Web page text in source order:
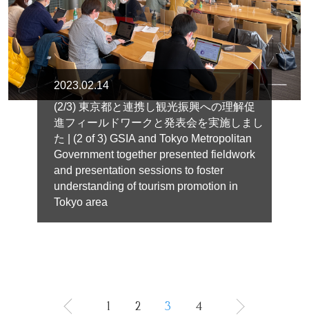
2023.02.14
(2/3) 東京都と連携し観光振興への理解促
進フィールドワークと発表会を実施しまし
た | (2 of 3) GSIA and Tokyo Metropolitan
Government together presented fieldwork
and presentation sessions to foster
understanding of tourism promotion in
Tokyo area
1 2 3 4